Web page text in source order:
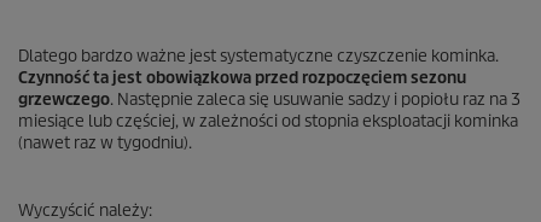
Dlatego bardzo ważne jest systematyczne czyszczenie kominka.
Czynność ta jest obowiązkowa przed rozpoczęciem sezonu
grzewczego. Następnie zaleca się usuwanie sadzy i popiołu raz na 3
miesiące lub częściej, w zależności od stopnia eksploatacji kominka
(nawet raz w tygodniu).
Wyczyścić należy: